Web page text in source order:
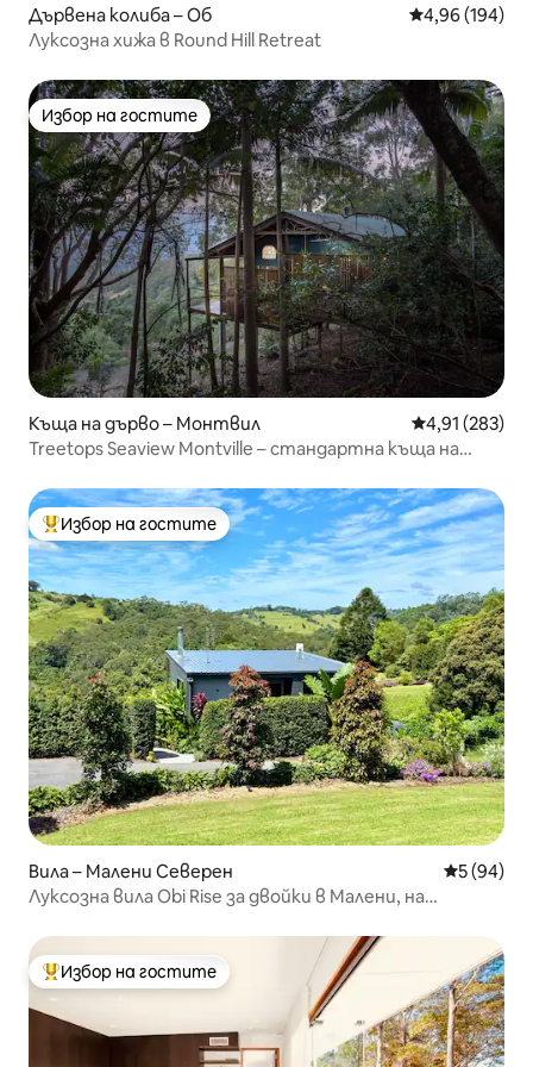
Дървена колиба – Об Средна
4,96 (194)
Луксозна хижа в Round Hill Retreat
Избор на гостите
Избор на гостите
Къща на дърво – Монтвил Средна
4,91 (283)
Treetops Seaview Montville – стандартна къща на
Най-популярен избор на гостите
Избор на гостите
Вила – Малени Северен Средна
5 (94)
Луксозна вила Obi Rise за двойки в Малени, на
Най-популярен избор на гостите
Избор на гостите